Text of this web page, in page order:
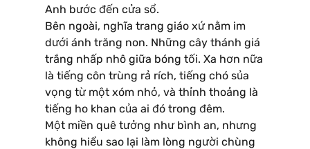
Anh bước đến cửa sổ.
Bên ngoài, nghĩa trang giáo xứ nằm im
dưới ánh trăng non. Những cây thánh giá
trắng nhấp nhô giữa bóng tối. Xa hơn nữa
là tiếng côn trùng rả rích, tiếng chó sủa
vọng từ một xóm nhỏ, và thỉnh thoảng là
tiếng ho khan của ai đó trong đêm.
Một miền quê tưởng như bình an, nhưng
không hiểu sao lại làm lòng người chùng